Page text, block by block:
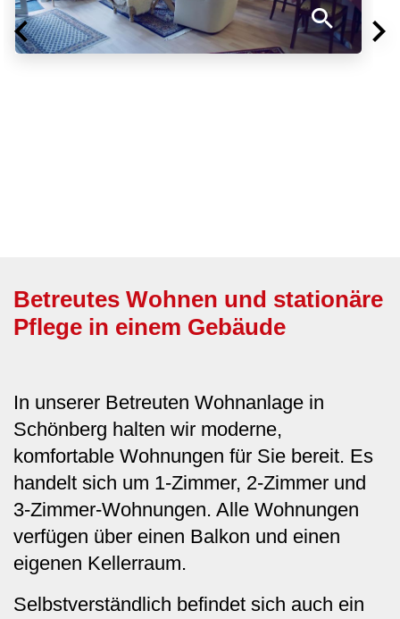
Betreutes Wohnen und stationäre
Pflege in einem Gebäude
In unserer Betreuten Wohnanlage in
Schönberg halten wir moderne,
komfortable Wohnungen für Sie bereit. Es
handelt sich um 1-Zimmer, 2-Zimmer und
3-Zimmer-Wohnungen. Alle Wohnungen
verfügen über einen Balkon und einen
eigenen Kellerraum.
Selbstverständlich befindet sich auch ein